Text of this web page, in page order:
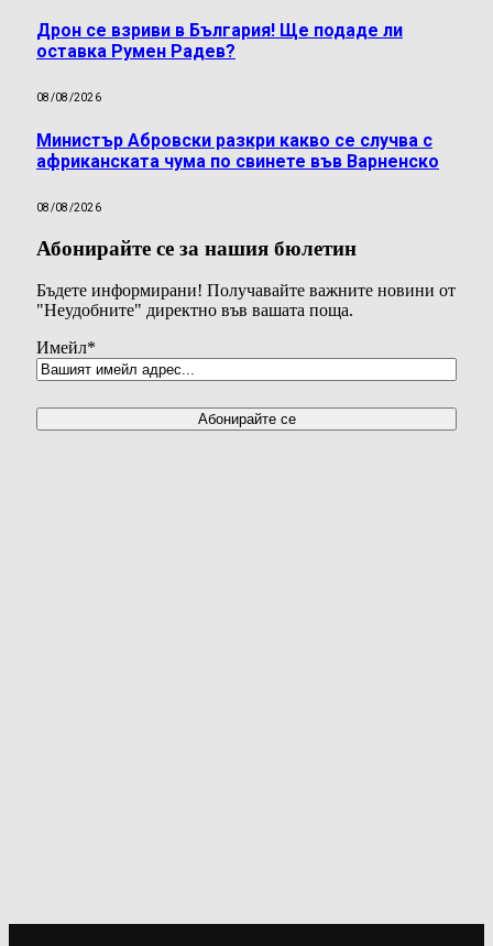
Дрон се взриви в България! Ще подаде ли
оставка Румен Радев?
08/08/2026
Министър Абровски разкри какво се случва с
африканската чума по свинете във Варненско
08/08/2026
Абонирайте се за нашия бюлетин
Бъдете информирани! Получавайте важните новини от
"Неудобните" директно във вашата поща.
Имейл*